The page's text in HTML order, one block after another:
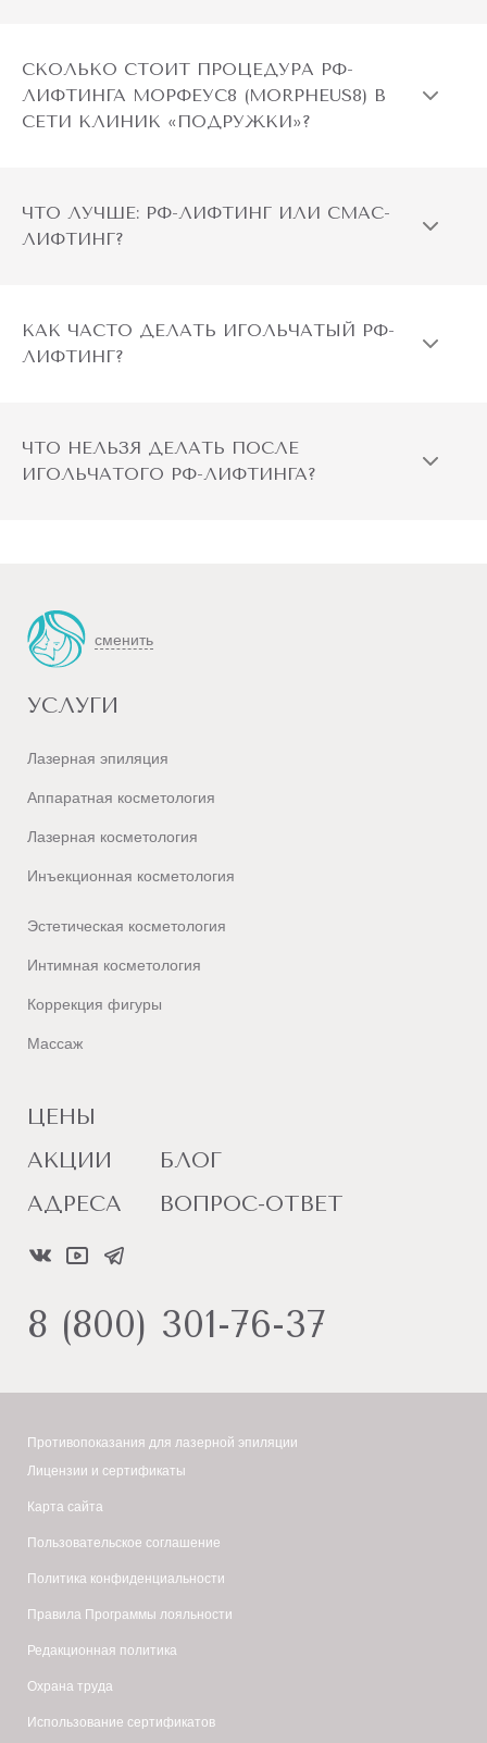
СКОЛЬКО СТОИТ ПРОЦЕДУРА РФ-
ЛИФТИНГА МОРФЕУС8 (MORPHEUS8) В
СЕТИ КЛИНИК «ПОДРУЖКИ»?
ЧТО ЛУЧШЕ: РФ-ЛИФТИНГ ИЛИ СМАС-
ЛИФТИНГ?
КАК ЧАСТО ДЕЛАТЬ ИГОЛЬЧАТЫЙ РФ-
ЛИФТИНГ?
ЧТО НЕЛЬЗЯ ДЕЛАТЬ ПОСЛЕ
ИГОЛЬЧАТОГО РФ-ЛИФТИНГА?
сменить
УСЛУГИ
Лазерная эпиляция
Аппаратная косметология
Лазерная косметология
Инъекционная косметология
Эстетическая косметология
Интимная косметология
Коррекция фигуры
Массаж
ЦЕНЫ
АКЦИИ
АДРЕСА
БЛОГ
ВОПРОС-ОТВЕТ
8 (800) 301-76-37
Противопоказания для лазерной эпиляции
Лицензии и сертификаты
Карта сайта
Пользовательское соглашение
Политика конфиденциальности
Правила Программы лояльности
Редакционная политика
Охрана труда
Использование сертификатов